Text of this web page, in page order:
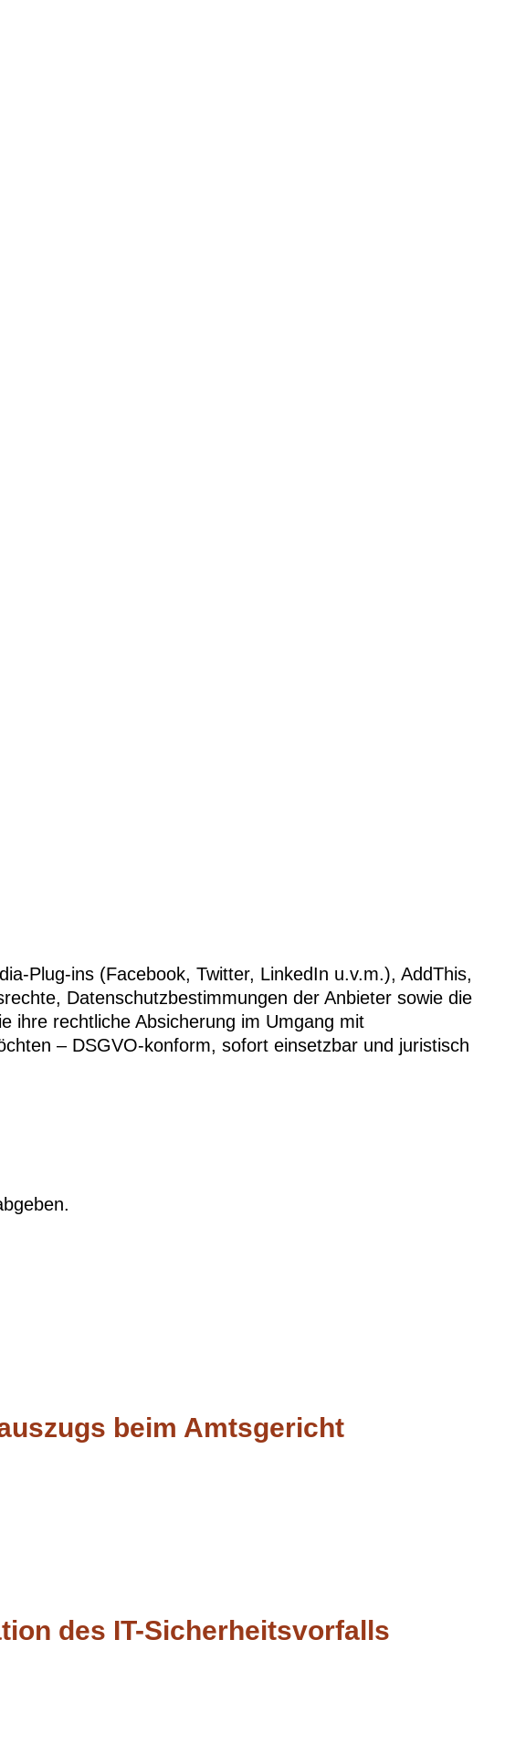
Plug-ins (Facebook, Twitter, LinkedIn u.v.m.), AddThis,
Datenschutzbestimmungen der Anbieter sowie die
ihre rechtliche Absicherung im Umgang mit
– DSGVO-konform, sofort einsetzbar und juristisch
beim Amtsgericht
des IT-Sicherheitsvorfalls